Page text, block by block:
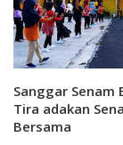
Sanggar Senam
Tira adakan
Bersama